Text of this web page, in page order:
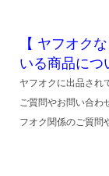
【 ヤフオク
いる商品につ
ヤフオクに出品され
ご質問やお問い合わ
フオク関係のご質問